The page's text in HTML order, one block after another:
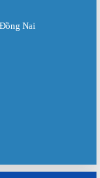
Nai
cơ hội...
Nai tổ chức Sàn giao
làm Đồng...
08/2026 ngày 03